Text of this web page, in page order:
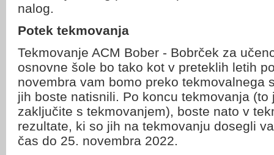
nalog.
Potek tekmovanja
Tekmovanje ACM Bober - Bobrček za
osnovne šole bo tako kot v preteklih letih
novembra vam bomo preko tekmovalnega
jih boste natisnili. Po koncu tekmovanja
zaključite s tekmovanjem), boste nato v
rezultate, ki so jih na tekmovanju dosegli
čas do 25. novembra 2022.